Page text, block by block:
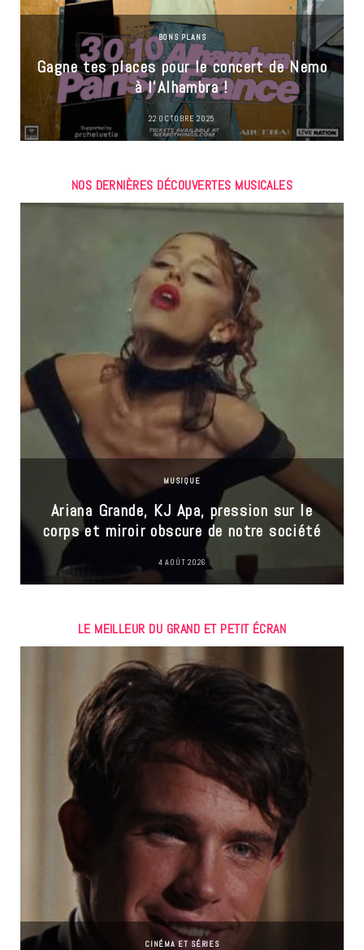
BONS PLANS
Gagne tes places pour le concert de Nemo
à l’Alhambra !
22 OCTOBRE 2025
NOS DERNIÈRES DÉCOUVERTES MUSICALES
MUSIQUE
Ariana Grande, KJ Apa, pression sur le
corps et miroir obscure de notre société
4 AOÛT 2026
LE MEILLEUR DU GRAND ET PETIT ÉCRAN
CINÉMA ET SÉRIES